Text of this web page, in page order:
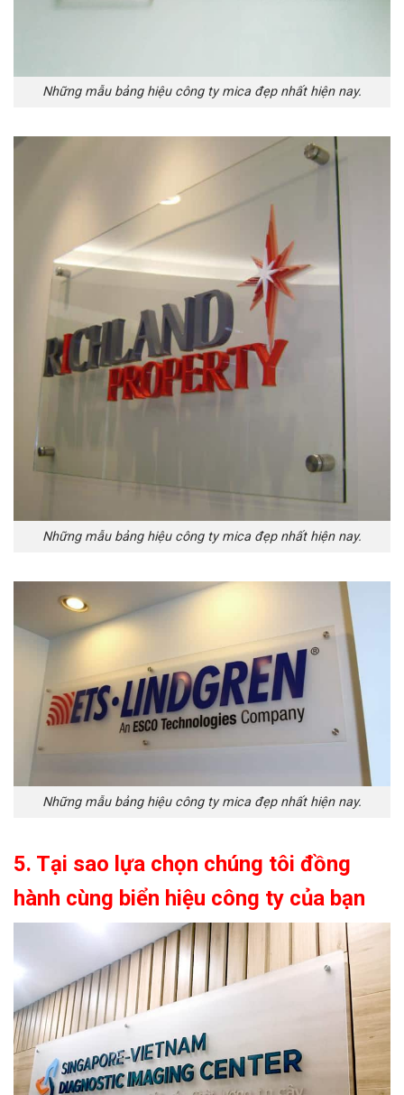
Những mẫu bảng hiệu công ty mica đẹp nhất hiện nay.
Những mẫu bảng hiệu công ty mica đẹp nhất hiện nay.
Những mẫu bảng hiệu công ty mica đẹp nhất hiện nay.
5. Tại sao lựa chọn chúng tôi đồng
hành cùng biển hiệu công ty của bạn